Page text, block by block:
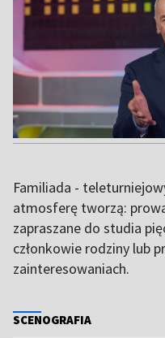
Familiada -
atmosferę tworzą:
zapraszane do studia
członkowie rodziny lub
zainteresowaniach.
SCENOGRAFIA